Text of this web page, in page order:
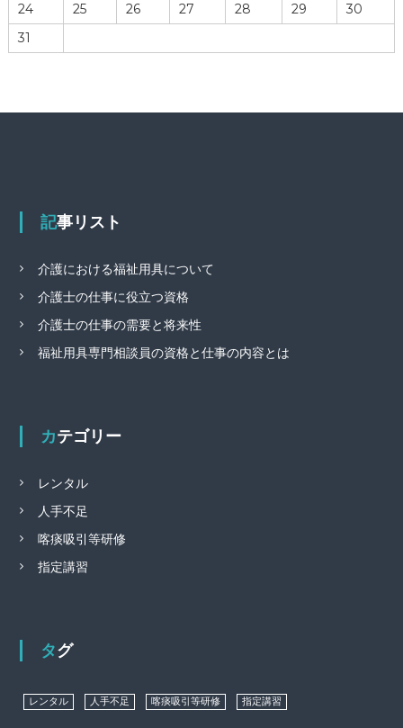
24
25 26 27 28 29
30
31
記事リスト
介護における福祉用具について
介護士の仕事に役立つ資格
介護士の仕事の需要と将来性
福祉用具専門相談員の資格と仕事の内容とは
カテゴリー
レンタル
人手不足
喀痰吸引等研修
指定講習
タグ
レンタル 人手不足 喀痰吸引等研修 指定講習